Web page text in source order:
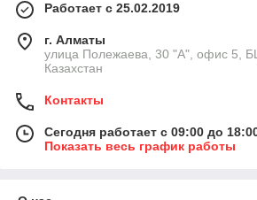
Работает с 25.02.2019
г. Алматы
улица Полежаева, 30 "А", офис 5,
Казахстан
Контакты
Сегодня работает с 09:00 до
Показать весь график работы